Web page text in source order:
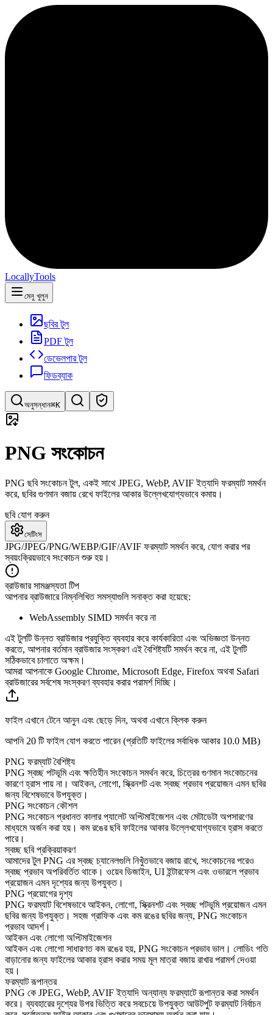
LocallyTools
মেনু খুলুন
ছবির টুল
PDF টুল
ডেভেলপার টুল
ফিডব্যাক
অনুসন্ধান⌘K
টুল অনুসন্ধান করুন
দ্রুত টুল অনুসন্ধান করুন
PNG সংকোচন
PNG ছবি সংকোচন টুল, একই সাথে JPEG, WebP, AVIF ইত্যাদি ফরম্যাট সমর্থন
করে, ছবির গুণমান বজায় রেখে ফাইলের আকার উল্লেখযোগ্যভাবে কমায়।
ছবি যোগ করুন
সেটিংস
JPG/JPEG/PNG/WEBP/GIF/AVIF ফরম্যাট সমর্থন করে, যোগ করার পর
স্বয়ংক্রিয়ভাবে সংকোচন শুরু হয়।
ব্রাউজার সামঞ্জস্যতা টিপ
আপনার ব্রাউজারে নিম্নলিখিত সমস্যাগুলি সনাক্ত করা হয়েছে:
WebAssembly SIMD সমর্থন করে না
এই টুলটি উন্নত ব্রাউজার প্রযুক্তি ব্যবহার করে কার্যকারিতা এবং অভিজ্ঞতা উন্নত
করতে, আপনার বর্তমান ব্রাউজার সংস্করণ এই বৈশিষ্ট্যটি সমর্থন করে না, এই টুলটি
সঠিকভাবে চালাতে অক্ষম।
আমরা আপনাকে Google Chrome, Microsoft Edge, Firefox অথবা Safari
ব্রাউজারের সর্বশেষ সংস্করণ ব্যবহার করার পরামর্শ দিচ্ছি।
ফাইল এখানে টেনে আনুন এবং ছেড়ে দিন, অথবা এখানে ক্লিক করুন
আপনি 20 টি ফাইল যোগ করতে পারেন (প্রতিটি ফাইলের সর্বাধিক আকার 10.0 MB)
PNG ফরম্যাট বৈশিষ্ট্য
PNG স্বচ্ছ পটভূমি এবং ক্ষতিহীন সংকোচন সমর্থন করে, চিত্রের গুণমান সংকোচনের
কারণে হ্রাস পায় না। আইকন, লোগো, স্ক্রিনশট এবং স্বচ্ছ প্রভাব প্রয়োজন এমন ছবির
জন্য বিশেষভাবে উপযুক্ত।
PNG সংকোচন কৌশল
PNG সংকোচন প্রধানত কালার প্যালেট অপ্টিমাইজেশন এবং মেটাডেটা অপসারণের
মাধ্যমে অর্জন করা হয়। কম রঙের ছবি ফাইলের আকার উল্লেখযোগ্যভাবে হ্রাস করতে
পারে।
স্বচ্ছ ছবি প্রক্রিয়াকরণ
আমাদের টুল PNG এর স্বচ্ছ চ্যানেলগুলি নিখুঁতভাবে বজায় রাখে, সংকোচনের পরেও
স্বচ্ছ প্রভাব অপরিবর্তিত থাকে। ওয়েব ডিজাইন, UI ইন্টারফেস এবং ওভারলে প্রভাব
প্রয়োজন এমন দৃশ্যের জন্য উপযুক্ত।
PNG প্রয়োগের দৃশ্য
PNG ফরম্যাট বিশেষভাবে আইকন, লোগো, স্ক্রিনশট এবং স্বচ্ছ পটভূমি প্রয়োজন এমন
ছবির জন্য উপযুক্ত। সহজ গ্রাফিক এবং কম রঙের ছবির জন্য, PNG সংকোচন
প্রভাব আদর্শ।
আইকন এবং লোগো অপ্টিমাইজেশন
আইকন এবং লোগো সাধারণত কম রঙের হয়, PNG সংকোচন প্রভাব ভাল। লোডিং গতি
বাড়ানোর জন্য ফাইলের আকার হ্রাস করার সময় মূল মাত্রা বজায় রাখার পরামর্শ দেওয়া
হয়।
ফরম্যাট রূপান্তর
PNG কে JPEG, WebP, AVIF ইত্যাদি অন্যান্য ফরম্যাটে রূপান্তর করা সমর্থন
করে। ব্যবহারের দৃশ্যের উপর ভিত্তি করে সবচেয়ে উপযুক্ত আউটপুট ফরম্যাট নির্বাচন